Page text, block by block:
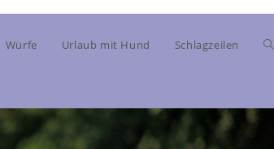
Würfe Urlaub mit Hund Schlagzeilen